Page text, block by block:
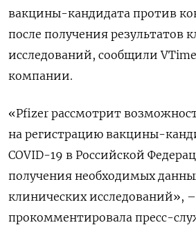
вакцины-кандидата против
после получения результатов
исследований, сообщили
компании.
«Pfizer рассмотрит
на регистрацию вакцины-
COVID-19 в Российской
получения необходимых
клинических исследований», –
прокомментировала пресс-